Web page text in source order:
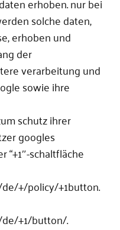
solche daten,
erhoben und
der
verarbeitung und
sowie ihre
schutz ihrer
googles
schaltfläche
+/policy/+1button.
+1/button/.